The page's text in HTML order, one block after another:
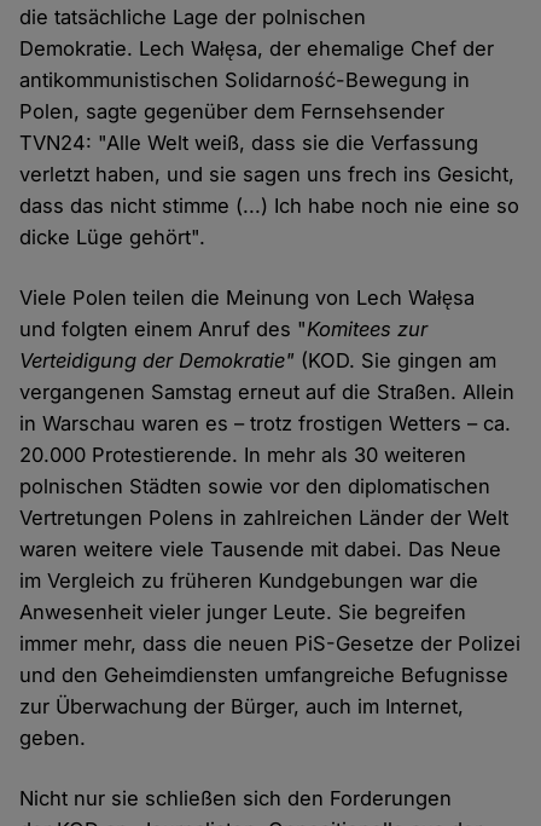
die tatsächliche Lage der polnischen
Demokratie. Lech Wałęsa, der ehemalige Chef der
antikommunistischen Solidarność-Bewegung in
Polen, sagte gegenüber dem Fernsehsender
TVN24: "Alle Welt weiß, dass sie die Verfassung
verletzt haben, und sie sagen uns frech ins Gesicht,
dass das nicht stimme (...) Ich habe noch nie eine so
dicke Lüge gehört".
Viele Polen teilen die Meinung von Lech Wałęsa
und folgten einem Anruf des "Komitees zur
Verteidigung der Demokratie" (KOD. Sie gingen am
vergangenen Samstag erneut auf die Straßen. Allein
in Warschau waren es – trotz frostigen Wetters – ca.
20.000 Protestierende. In mehr als 30 weiteren
polnischen Städten sowie vor den diplomatischen
Vertretungen Polens in zahlreichen Länder der Welt
waren weitere viele Tausende mit dabei. Das Neue
im Vergleich zu früheren Kundgebungen war die
Anwesenheit vieler junger Leute. Sie begreifen
immer mehr, dass die neuen PiS-Gesetze der Polizei
und den Geheimdiensten umfangreiche Befugnisse
zur Überwachung der Bürger, auch im Internet,
geben.
Nicht nur sie schließen sich den Forderungen